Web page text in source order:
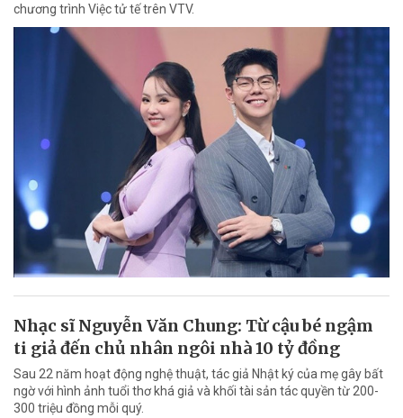
chương trình Việc tử tế trên VTV.
Nhạc sĩ Nguyễn Văn Chung: Từ cậu bé ngậm
ti giả đến chủ nhân ngôi nhà 10 tỷ đồng
Sau 22 năm hoạt động nghệ thuật, tác giả Nhật ký của mẹ gây bất
ngờ với hình ảnh tuổi thơ khá giả và khối tài sản tác quyền từ 200-
300 triệu đồng mỗi quý.